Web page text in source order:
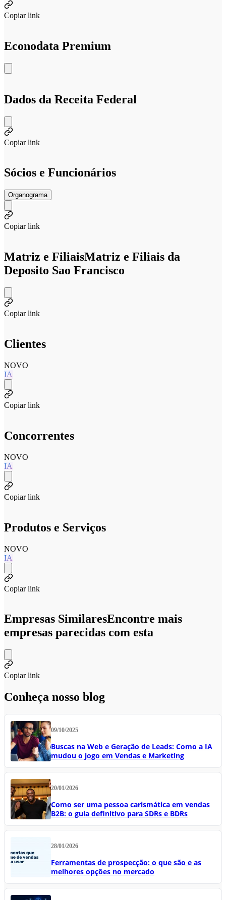
Copiar link
Econodata Premium
Dados da Receita Federal
Copiar link
Sócios e Funcionários
Organograma
Copiar link
Matriz e FiliaisMatriz e Filiais da
Deposito Sao Francisco
Copiar link
Clientes
NOVO
IA
Copiar link
Concorrentes
NOVO
IA
Copiar link
Produtos e Serviços
NOVO
IA
Copiar link
Empresas SimilaresEncontre mais
empresas parecidas com esta
Copiar link
Conheça nosso blog
09/10/2025
Buscas na Web e Geração de Leads: Como a IA
mudou o jogo em Vendas e Marketing
20/01/2026
Como ser uma pessoa carismática em vendas
B2B: o guia definitivo para SDRs e BDRs
28/01/2026
Ferramentas de prospecção: o que são e as
melhores opções no mercado